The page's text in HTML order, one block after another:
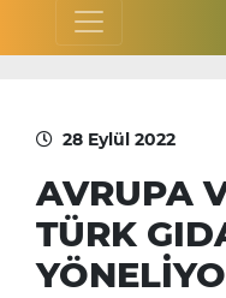
28 Eylül 2022
AVRUPA
TÜRK